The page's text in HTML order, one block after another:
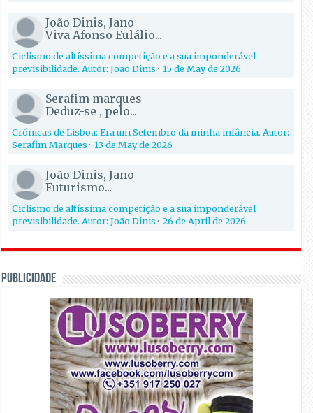
João Dinis, Jano
Viva Afonso Eulálio...
Ciclismo de altíssima competição e a sua imponderável
previsibilidade. Autor: João Dinis·15 de May de 2026
Serafim marques
Deduz-se , pelo...
Crónicas de Lisboa: Era um Setembro da minha infância. Autor:
Serafim Marques·13 de May de 2026
João Dinis, Jano
Futurismo...
Ciclismo de altíssima competição e a sua imponderável
previsibilidade. Autor: João Dinis·26 de April de 2026
PUBLICIDADE